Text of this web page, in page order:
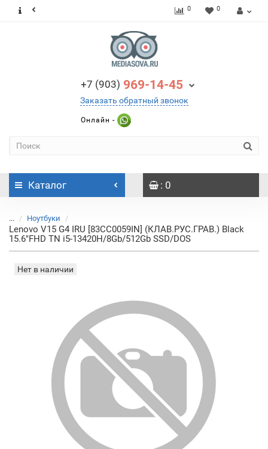
0 0
+7 (903) 969-14-45
Заказать обратный звонок
Онлайн -
Каталог : 0
... Ноутбуки
Lenovo V15 G4 IRU [83CC0059IN] (КЛАВ.РУС.ГРАВ.) Black
15.6"FHD TN i5-13420H/8Gb/512Gb SSD/DOS
Нет в наличии